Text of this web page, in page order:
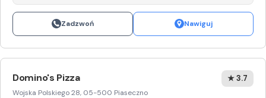
Zadzwoń Nawiguj
Domino's Pizza
Wojska Polskiego 28, 05-500 Piaseczno
★ 3.7